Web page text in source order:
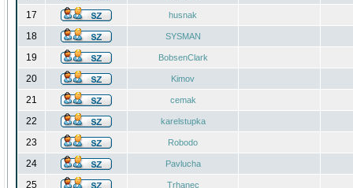
17 husnak
18 SYSMAN
19 BobsenClark
20 Kimov
21 cemak
22 karelstupka
23 Robodo
24 Pavlucha
25 Trhanec